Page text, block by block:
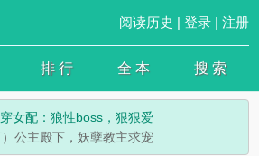
阅读历史 | 登录| 注册
排 行 全 本 搜 索
女配：狼性boss，狠狠爱
公主殿下，妖孽教主求宠